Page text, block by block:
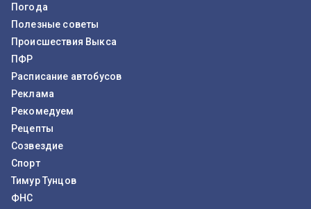
Погода
Полезные советы
Происшествия Выкса
ПФР
Расписание автобусов
Реклама
Рекомедуем
Рецепты
Созвездие
Спорт
Тимур Тунцов
ФНС